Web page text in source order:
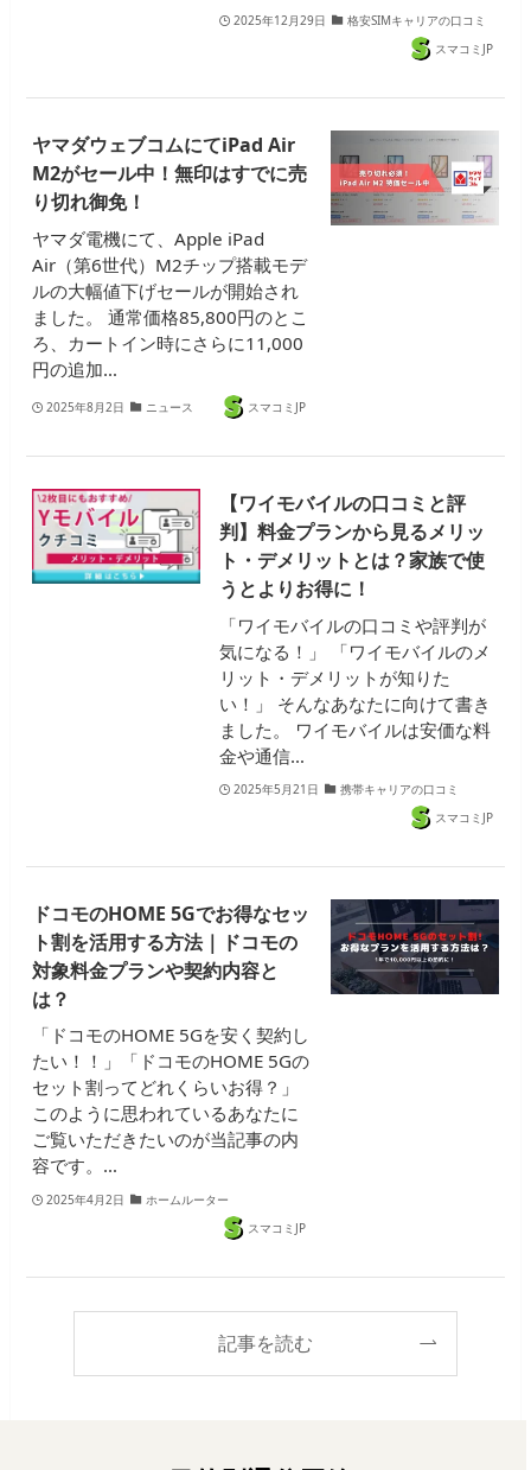
2025年12月29日
格安SIMキャリアの口コミ
スマコミJP
ヤマダウェブコムにてiPad Air
M2がセール中！無印はすでに売
り切れ御免！
ヤマダ電機にて、Apple iPad
Air（第6世代）M2チップ搭載モデ
ルの大幅値下げセールが開始され
ました。 通常価格85,800円のとこ
ろ、カートイン時にさらに11,000
円の追加…
2025年8月2日 ニュース スマコミJP
【ワイモバイルの口コミと評
判】料金プランから見るメリッ
ト・デメリットとは？家族で使
うとよりお得に！
「ワイモバイルの口コミや評判が
気になる！」 「ワイモバイルのメ
リット・デメリットが知りた
い！」 そんなあなたに向けて書き
ました。 ワイモバイルは安価な料
金や通信…
2025年5月21日
携帯キャリアの口コミ
スマコミJP
ドコモのHOME 5Gでお得なセッ
ト割を活用する方法｜ドコモの
対象料金プランや契約内容と
は？
「ドコモのHOME 5Gを安く契約し
たい！！」「ドコモのHOME 5Gの
セット割ってどれくらいお得？」
このように思われているあなたに
ご覧いただきたいのが当記事の内
容です。…
2025年4月2日
ホームルーター
スマコミJP
記事を読む